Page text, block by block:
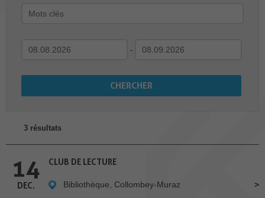
-
3 résultats
14
DEC.
CLUB DE LECTURE
Bibliothèque, Collombey-Muraz